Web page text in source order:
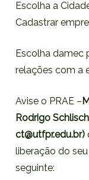
Escolha a
Cadastrar
Escolha damec
relações com a
Avise o PRAE –
Rodrigo
ct@utfpr.edu.br)
liberação do
seguinte: